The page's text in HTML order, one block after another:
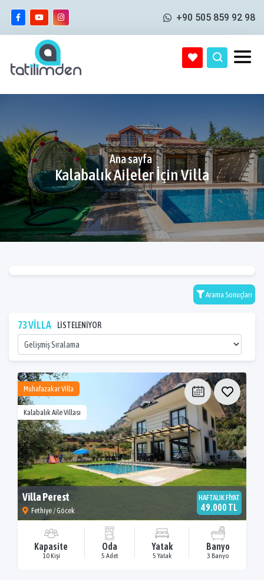
+90 505 859 92 98
Ana sayfa
Kalabalık Aileler İçin Villa
Arama Sonuçları
73 VİLLA LİSTELENİYOR
Muhafazakar Villa
Kalabalık Aile Villası
Villa Perest
Fethiye / Göcek
HAFTALIK FİYAT
49.000 TL
Kapasite
10 Kişi
Oda
5 Adet
Yatak
5 Yatak
Banyo
3 Banyo